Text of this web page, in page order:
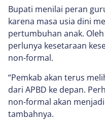
Bupati menilai peran
karena masa usia dini
pertumbuhan anak.
perlunya kesetaraan
non-formal.
“Pemkab akan terus
dari APBD ke depan.
non-formal akan
tambahnya.